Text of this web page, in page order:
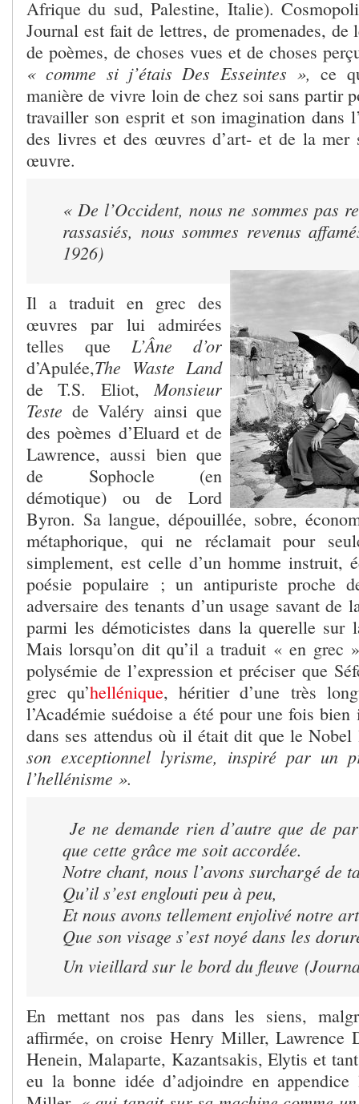
Afrique du sud, Palestine, Italie).
Journal est fait de lettres, de promenades, de
de poèmes, de choses vues et de choses
« comme si j’étais Des Esseintes », ce
manière de vivre loin de chez soi sans partir
travailler son esprit et son imagination dans
des livres et des œuvres d’art- et de la mer
œuvre.
« De l’Occident, nous ne sommes pas
rassasiés, nous sommes revenus
1926)
Il a traduit en grec des
œuvres par lui admirées
telles que L’Âne d’or
d’Apulée,The Waste Land
de T.S. Eliot,Monsieur
Teste de Valéry ainsi que
des poèmes d’Eluard et de
Lawrence, aussi bien que
de Sophocle (en
démotique) ou de Lord
Byron. Sa langue, dépouillée, sobre,
métaphorique, qui ne réclamait pour
simplement, est celle d’un homme instruit,
poésie populaire ; un antipuriste proche
adversaire des tenants d’un usage savant de
parmi les démoticistes dans la querelle sur
Mais lorsqu’on dit qu’il a traduit « en grec
polysémie de l’expression et préciser que
grec qu’hellénique, héritier d’une très
l’Académie suédoise a été pour une fois
dans ses attendus où il était dit que le
son exceptionnel lyrisme, inspiré par un
l’hellénisme ».
Je ne demande rien d’autre que de
que cette grâce me soit accordée.
Notre chant, nous l’avons surchargé de
Qu’il s’est englouti peu à peu,
Et nous avons tellement enjolivé notre art
Que son visage s’est noyé dans les
Un vieillard sur le bord du fleuve
En mettant nos pas dans les siens,
affirmée, on croise Henry Miller, Lawrence
Henein, Malaparte, Kazantsakis, Elytis et tant
eu la bonne idée d’adjoindre en